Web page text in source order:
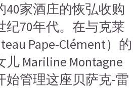
40家酒庄的恢弘收购
纪70年代。在与克莱
Pape-Clément）的
Mariline Montagne
始管理这座贝萨克-雷